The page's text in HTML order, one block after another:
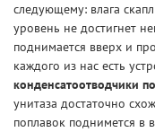
следующему: влага
уровень не достигнет
поднимается вверх и
каждого из нас есть
конденсатоотводчики
унитаза достаточно
поплавок поднимется в